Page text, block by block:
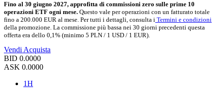
Fino al 30 giugno 2027, approfitta di commissioni zero sulle prime 10
operazioni ETF ogni mese. Questo vale per operazioni con un fatturato totale
fino a 200.000 EUR al mese. Per tutti i dettagli, consulta i Termini e condizioni
della promozione. La commissione più bassa nei 30 giorni precedenti questa
offerta era dello 0,1% (minimo 5 PLN / 1 USD / 1 EUR).
Vendi Acquista
BID 0.0000
ASK 0.0000
1H